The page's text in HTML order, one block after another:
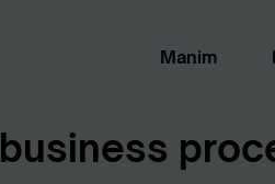
Manim
business